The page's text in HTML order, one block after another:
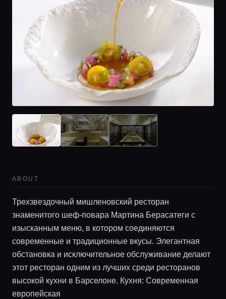
ABOUT
Трехзвездочный мишленовский ресторан
знаменитого шеф-повара Мартина Берасатеги с
изысканным меню, в котором соединяются
современные и традиционные вкусы. Элегантная
обстановка и исключительное обслуживание делают
этот ресторан одним из лучших среди ресторанов
высокой кухни в Барселоне. Кухня: Современная
европейская